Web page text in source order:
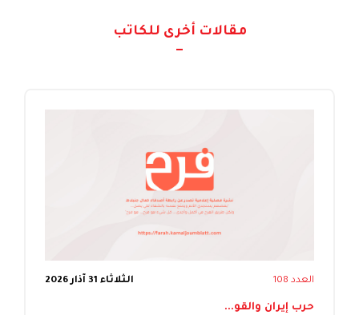
مقالات أخرى للكاتب
العدد 108 الثلاثاء 31 آذار 2026
حرب إيران والقو...